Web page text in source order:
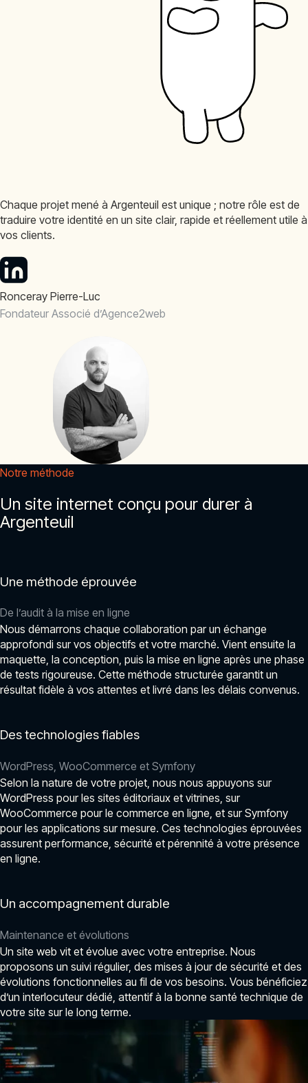
Chaque projet mené à Argenteuil est unique ; notre rôle est de
traduire votre identité en un site clair, rapide et réellement utile à
vos clients.
Ronceray Pierre-Luc
Fondateur Associé d’Agence2web
Notre méthode
Un site internet conçu pour durer à
Argenteuil
Une méthode éprouvée
De l’audit à la mise en ligne
Nous démarrons chaque collaboration par un échange
approfondi sur vos objectifs et votre marché. Vient ensuite la
maquette, la conception, puis la mise en ligne après une phase
de tests rigoureuse. Cette méthode structurée garantit un
résultat fidèle à vos attentes et livré dans les délais convenus.
Des technologies fiables
WordPress, WooCommerce et Symfony
Selon la nature de votre projet, nous nous appuyons sur
WordPress pour les sites éditoriaux et vitrines, sur
WooCommerce pour le commerce en ligne, et sur Symfony
pour les applications sur mesure. Ces technologies éprouvées
assurent performance, sécurité et pérennité à votre présence
en ligne.
Un accompagnement durable
Maintenance et évolutions
Un site web vit et évolue avec votre entreprise. Nous
proposons un suivi régulier, des mises à jour de sécurité et des
évolutions fonctionnelles au fil de vos besoins. Vous bénéficiez
d’un interlocuteur dédié, attentif à la bonne santé technique de
votre site sur le long terme.